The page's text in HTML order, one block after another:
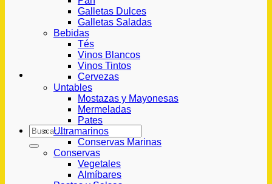
Buscar
por:
Galletas Dulces
Galletas Saladas
Bebidas
Tés
Vinos Blancos
Vinos Tintos
Cervezas
Untables
Mostazas y Mayonesas
Mermeladas
Pates
Ultramarinos
Conservas Marinas
Conservas
Vegetales
Almíbares